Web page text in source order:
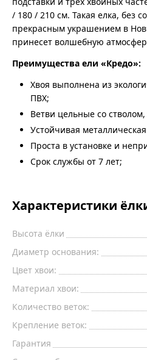
/ 180 / 210 см. Такая елка, без
прекрасным украшением в
принесет волшебную
Преимущества ели «Кредо»:
Хвоя выполнена из
ПВХ;
Ветви цельные со
Устойчивая
Проста в установке и
Срок службы от 7 лет;
Характеристики
Высота ёлки
Диаметр основания:
Цвет хвои:
Материал хвои:
Количество веток:
Крепление веток:
Гарантия